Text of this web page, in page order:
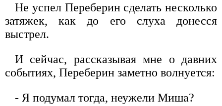
Не успел Переберин сделать несколько
затяжек, как до его слуха донесся
выстрел.
И сейчас, рассказывая мне о давних
событиях, Переберин заметно волнуется:
- Я подумал тогда, неужели Миша?